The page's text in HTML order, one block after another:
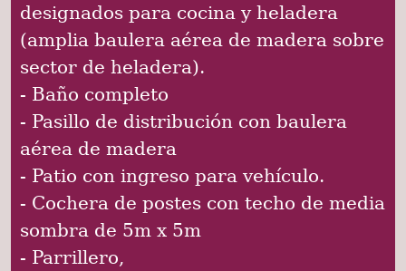
designados para cocina y heladera
(amplia baulera aérea de madera sobre
sector de heladera).
- Baño completo
- Pasillo de distribución con baulera
aérea de madera
- Patio con ingreso para vehículo.
- Cochera de postes con techo de media
sombra de 5m x 5m
- Parrillero,